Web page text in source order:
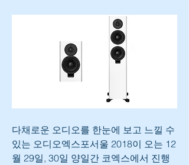
다채로운 오디오를 한눈에 보고 느낄 수
있는 오디오엑스포서울 2018이 오는 12
월 29일, 30일 양일간 코엑스에서 진행